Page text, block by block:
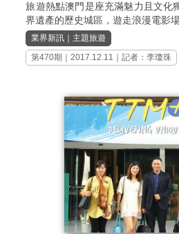
旅遊熱點澳門是座充滿魅力且文化
界遺產的歷史城區，遊走浪漫電影
業界新訊
主題旅遊
第470期
｜2017.12.11｜記者：李瓊珠